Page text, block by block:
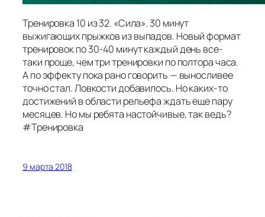
Тренировка 10 из 32. «Сила». 30 минут
выжигающих прыжков из выпадов. Новый формат
тренировок по 30-40 минут каждый день все-
таки проще, чем три тренировки по полтора часа.
А по эффекту пока рано говорить — выносливее
точно стал. Ловкости добавилось. Но каких-то
достижений в области рельефа ждать еще пару
месяцев. Но мы ребята настойчивые, так ведь?
#Тренировка
9 марта 2018